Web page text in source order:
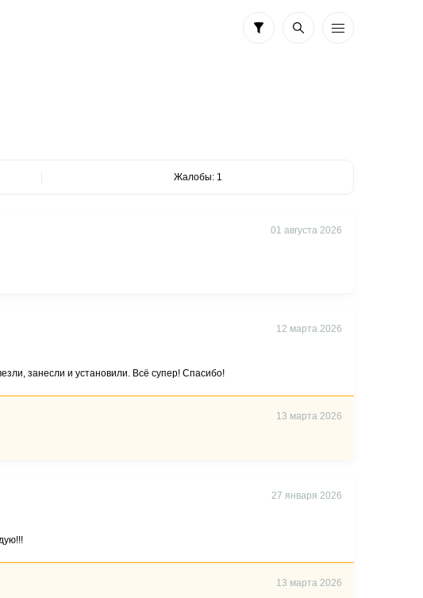
Жалобы: 1
01 августа 2026
12 марта 2026
занесли и установили. Всё супер! Спасибо!
13 марта 2026
27 января 2026
13 марта 2026